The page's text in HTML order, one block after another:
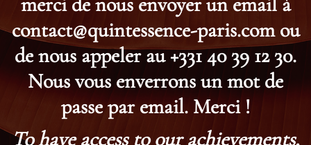
contact@quintessence-paris.com ou
de nous appeler au +331 40 39 12 30.
Nous vous enverrons un mot de
passe par email. Merci !
To have access to our achievements,